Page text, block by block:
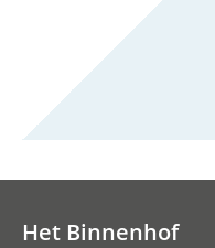
Het Binnenhof